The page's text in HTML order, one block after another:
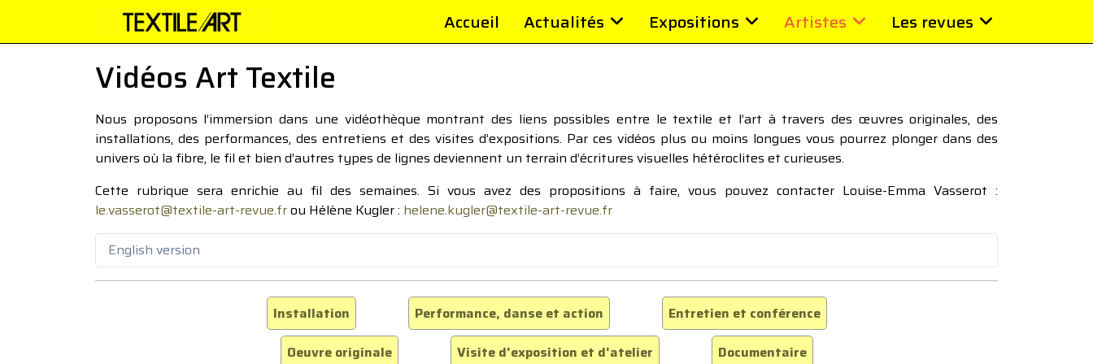
Accueil Actualités Expositions Artistes Les revues
Vidéos Art Textile
Nous proposons l’immersion dans une vidéothèque montrant des liens possibles entre le textile et l’art à travers des œuvres originales, des
installations, des performances, des entretiens et des visites d’expositions. Par ces vidéos plus ou moins longues vous pourrez plonger dans des
univers où la fibre, le fil et bien d’autres types de lignes deviennent un terrain d’écritures visuelles hétéroclites et curieuses.
Cette rubrique sera enrichie au fil des semaines. Si vous avez des propositions à faire, vous pouvez contacter Louise-Emma Vasserot :
le.vasserot@textile-art-revue.frou Hélène Kugler : helene.kugler@textile-art-revue.fr
English version
Installation Performance, danse et action
Entretien et conférence
Oeuvre originale
Visite d'exposition et d'atelier Documentaire